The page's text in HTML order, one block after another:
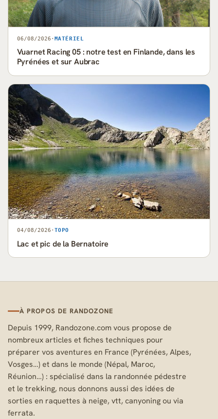
06/08/2026 · MATÉRIEL
Vuarnet Racing 05 : notre test en Finlande, dans les
Pyrénées et sur Aubrac
04/08/2026 · TOPO
Lac et pic de la Bernatoire
À PROPOS DE RANDOZONE
Depuis 1999, Randozone.com vous propose de
nombreux articles et fiches techniques pour
préparer vos aventures en France (Pyrénées, Alpes,
Vosges…) et dans le monde (Népal, Maroc,
Réunion…) : spécialisé dans la randonnée pédestre
et le trekking, nous donnons aussi des idées de
sorties en raquettes à neige, vtt, canyoning ou via
ferrata.